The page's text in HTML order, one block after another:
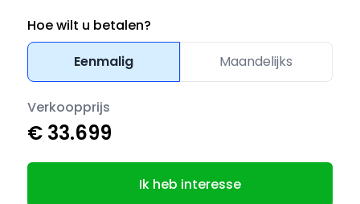
Hoe wilt u betalen?
Eenmalig
Maandelijks
Verkoopprijs
€ 33.699
Ik heb interesse